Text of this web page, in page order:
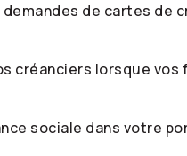
de cartes de
créanciers lorsque
sociale dans votre